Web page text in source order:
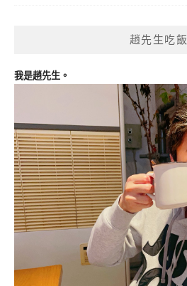
趙先生吃飯
我是趙先生。